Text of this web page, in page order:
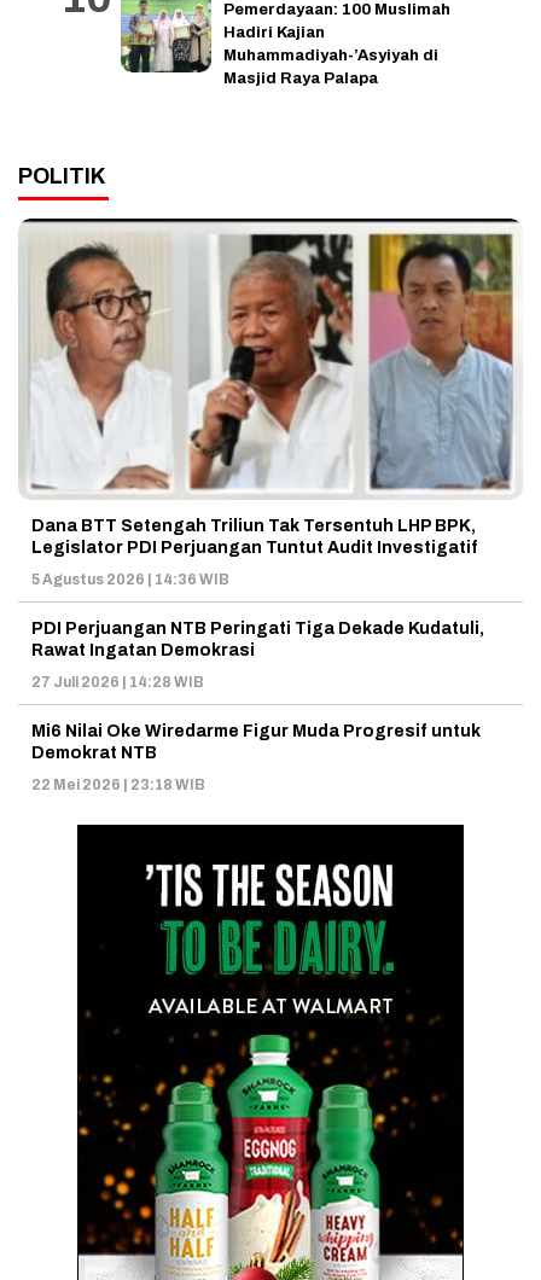
Pemerdayaan: 100 Muslimah
Hadiri Kajian
Muhammadiyah-’Asyiyah di
Masjid Raya Palapa
POLITIK
Dana BTT Setengah Triliun Tak Tersentuh LHP BPK,
Legislator PDI Perjuangan Tuntut Audit Investigatif
5 Agustus 2026 | 14:36 WIB
PDI Perjuangan NTB Peringati Tiga Dekade Kudatuli,
Rawat Ingatan Demokrasi
27 Juli 2026 | 14:28 WIB
Mi6 Nilai Oke Wiredarme Figur Muda Progresif untuk
Demokrat NTB
22 Mei 2026 | 23:18 WIB